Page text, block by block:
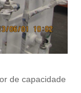
de capacidade